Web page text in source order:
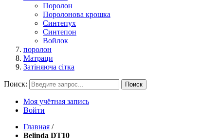
Поролон
Поролонова крошка
Синтепух
Синтепон
Войлок
поролон
Матраци
Затіняюча сітка
Поиск: Поиск
Моя учётная запись
Войти
Главная /
Belinda DT10